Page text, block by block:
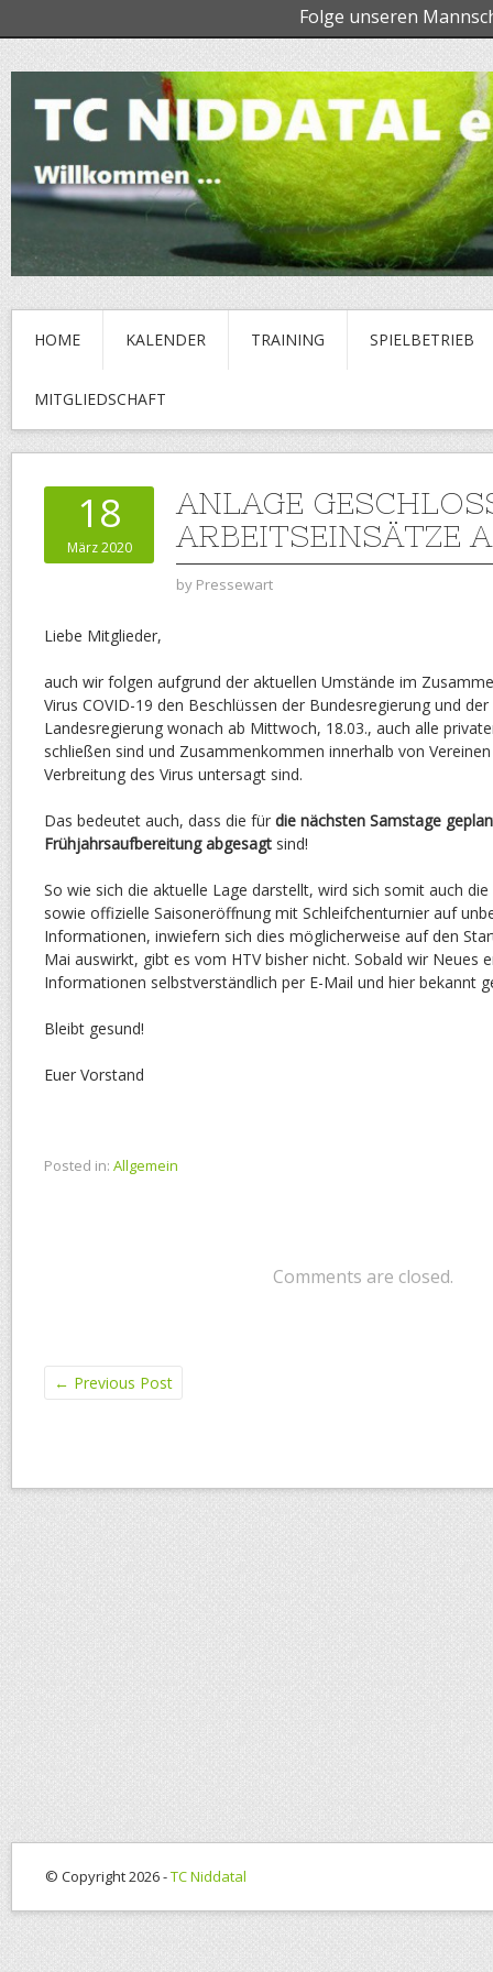
HOME KALENDER TRAINING SPIELBETRIEB
MITGLIEDSCHAFT
18
März 2020
ANLAGE
ARBEITSEINSÄTZE
by Pressewart
Liebe Mitglieder,
auch wir folgen aufgrund der aktuellen Umstände im
Virus COVID-19 den Beschlüssen der Bundesregierung und
Landesregierung wonach ab Mittwoch, 18.03., auch alle
schließen sind und Zusammenkommen innerhalb von
Verbreitung des Virus untersagt sind.
Das bedeutet auch, dass die für die nächsten Samstage
Frühjahrsaufbereitung abgesagt sind!
So wie sich die aktuelle Lage darstellt, wird sich somit auch
sowie offizielle Saisoneröffnung mit Schleifchenturnier auf
Informationen, inwiefern sich dies möglicherweise auf den
Mai auswirkt, gibt es vom HTV bisher nicht. Sobald wir Neues
Informationen selbstverständlich per E-Mail und hier bekannt
Bleibt gesund!
Euer Vorstand
Posted in: Allgemein
Comments are closed.
← Previous Post
© Copyright 2026 -TC Niddatal
Folge unseren